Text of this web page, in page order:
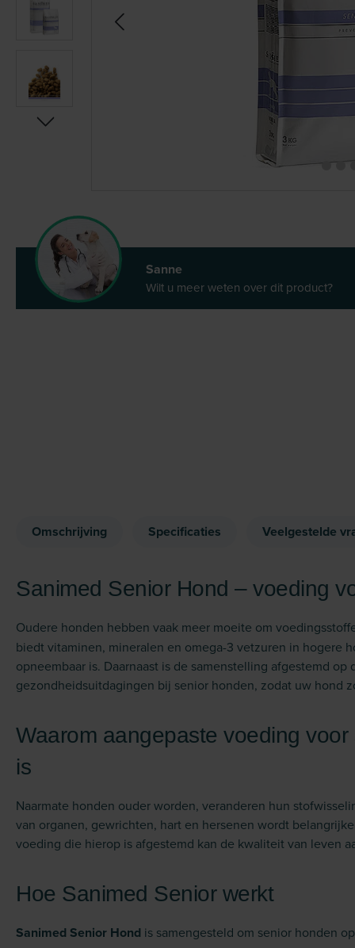
Sanne
Wilt u meer weten over dit product?
Omschrijving Specificaties Veelgestelde
Sanimed Senior Hond – voeding
Oudere honden hebben vaak meer moeite om
biedt vitaminen, mineralen en omega-3 vetzuren in hogere
opneembaar is. Daarnaast is de samenstelling afgestemd op
gezondheidsuitdagingen bij senior honden, zodat uw hond
Waarom aangepaste voeding
is
Naarmate honden ouder worden, veranderen hun
van organen, gewrichten, hart en hersenen wordt
voeding die hierop is afgestemd kan de kwaliteit van leven
Hoe Sanimed Senior werkt
Sanimed Senior Hond is samengesteld om senior honden